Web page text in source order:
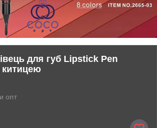
для губ Lipstick Pen
китицею
опт